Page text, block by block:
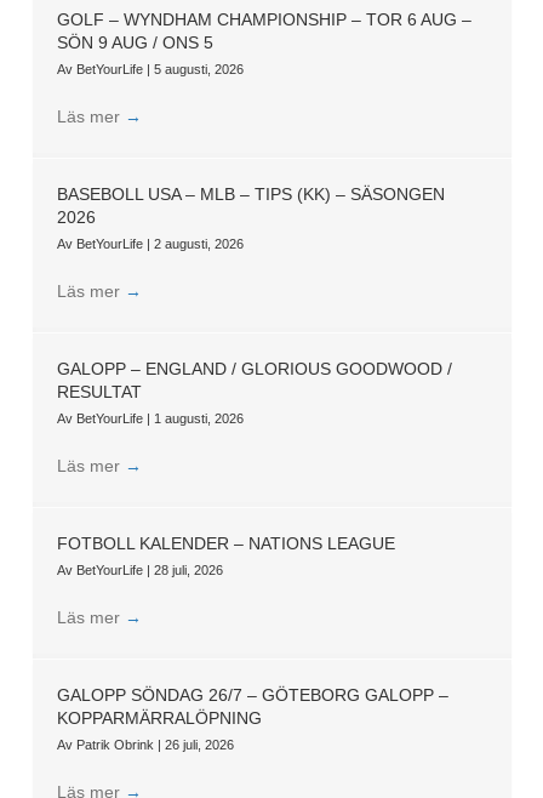
GOLF – WYNDHAM CHAMPIONSHIP – TOR 6 AUG –
SÖN 9 AUG / ONS 5
Av BetYourLife | 5 augusti, 2026
Läs mer →
BASEBOLL USA – MLB – TIPS (KK) – SÄSONGEN
2026
Av BetYourLife | 2 augusti, 2026
Läs mer →
GALOPP – ENGLAND / GLORIOUS GOODWOOD /
RESULTAT
Av BetYourLife | 1 augusti, 2026
Läs mer →
FOTBOLL KALENDER – NATIONS LEAGUE
Av BetYourLife | 28 juli, 2026
Läs mer →
GALOPP SÖNDAG 26/7 – GÖTEBORG GALOPP –
KOPPARMÄRRALÖPNING
Av Patrik Obrink | 26 juli, 2026
Läs mer →